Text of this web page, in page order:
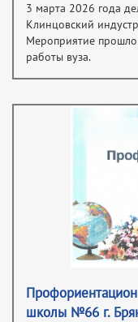
3 марта 2026 года
Клинцовский
Мероприятие
работы вуза.
школы №66 г.